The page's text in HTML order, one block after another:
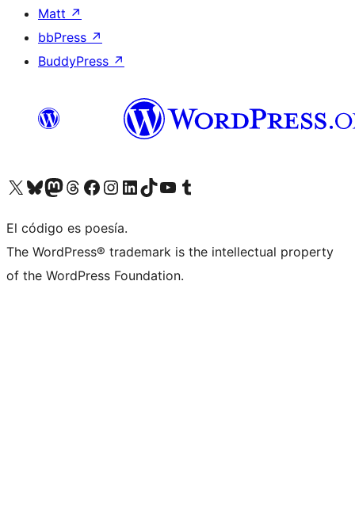
Matt ↗
bbPress ↗
BuddyPress ↗
Visita nuestra cuenta de X (anteriormente Twitter)
Visita nuestra cuenta de Bluesky
Visita nuestra cuenta de Mastodon
Visita nuestra cuenta de Threads
Visita nuestra página de Facebook
Visita nuestra cuenta de Instagram
Visita nuestra cuenta de LinkedIn
Visita nuestra cuenta de TikTok
Visita nuestro canal de YouTube
Visita nuestra cuenta de Tumblr
El código es poesía.
The WordPress® trademark is the intellectual property
of the WordPress Foundation.